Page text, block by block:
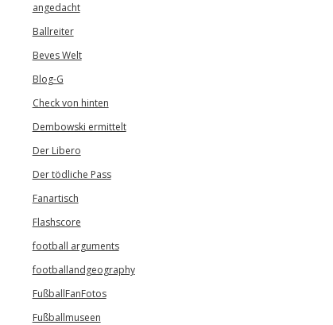
angedacht
Ballreiter
Beves Welt
Blog-G
Check von hinten
Dembowski ermittelt
Der Libero
Der tödliche Pass
Fanartisch
Flashscore
football arguments
footballandgeography
FußballFanFotos
Fußballmuseen